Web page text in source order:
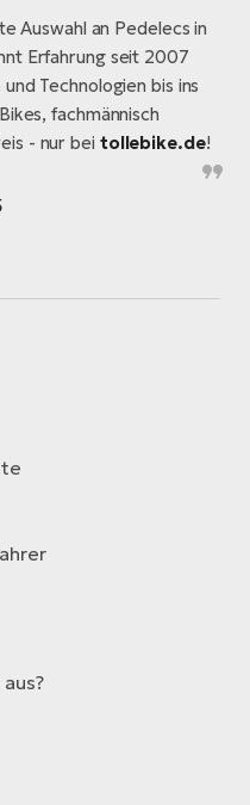
Auswahl an Pedelecs in
Erfahrung seit 2007
Technologien bis ins
fachmännisch
- nur bei tollebike.de!